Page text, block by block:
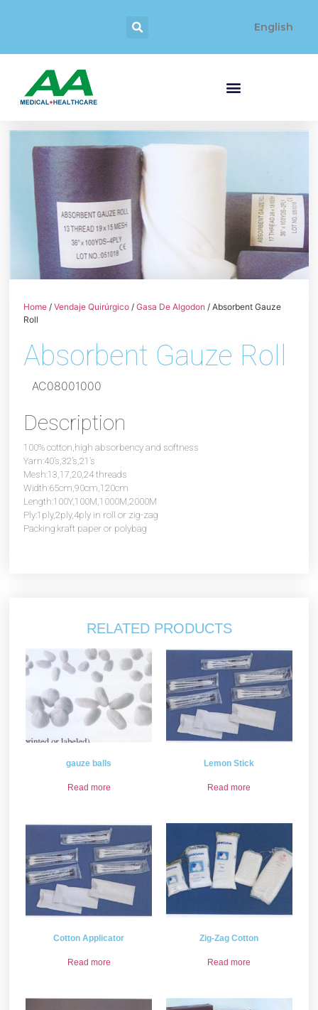
English
Home /Vendaje Quirúrgico /Gasa De Algodon / Absorbent Gauze
Roll
Absorbent Gauze Roll
AC08001000
Description
100% cotton,high absorbency and softness
Yarn:40’s,32’s,21’s
Mesh:13,17,20,24 threads
Width:65cm,90cm,120cm
Length:100Y,100M,1000M,2000M
Ply:1ply,2ply,4ply in roll or zig-zag
Packing:kraft paper or polybag
RELATED PRODUCTS
gauze balls
Read more
Lemon Stick
Read more
Cotton Applicator
Read more
Zig-Zag Cotton
Read more